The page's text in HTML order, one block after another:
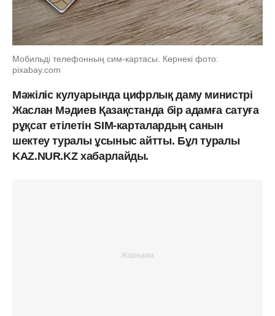
Мобильді телефонның сим-картасы. Көрнекі фото:
pixabay.com
Мәжіліс кулуарында цифрлық даму министрі
Жаслан Мәдиев Қазақстанда бір адамға сатуға
рұқсат етілетін SIM-карталардың санын
шектеу туралы ұсыныс айтты. Бұл туралы
KAZ.NUR.KZ хабарлайды.